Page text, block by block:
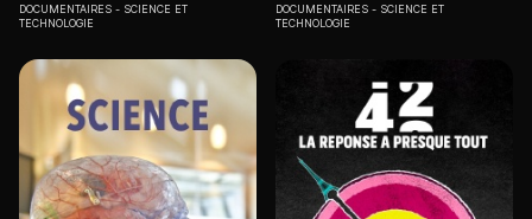
DOCUMENTAIRES
SCIENCE ET
TECHNOLOGIE
DOCUMENTAIRES
SCIENCE ET
TECHNOLOGIE